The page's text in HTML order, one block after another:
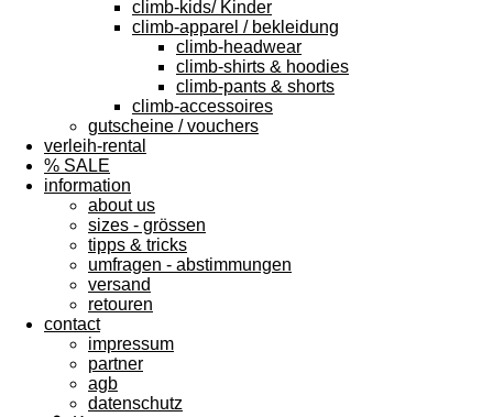
climb-kids/ Kinder
climb-apparel / bekleidung
climb-headwear
climb-shirts & hoodies
climb-pants & shorts
climb-accessoires
gutscheine / vouchers
verleih-rental
% SALE
information
about us
sizes - grössen
tipps & tricks
umfragen - abstimmungen
versand
retouren
contact
impressum
partner
agb
datenschutz